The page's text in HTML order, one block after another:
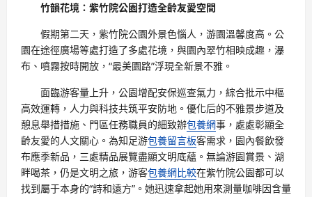
竹韻花境：紫竹院公園打造全齡友愛空間
假期第二天，紫竹院公園外景色惱人，游園溫馨度高。公
園在途徑廣場等處打造了多處花境，與園內翠竹相映成趣，瀑
布、噴霧按時開放，“最美園路”浮現全新景不雅。
面臨游客量上升，公園增配安保巡查氣力，綜合批示中樞
高效運轉，人力與科技共筑平安防地。優化后的不雅景步道及
憩息舉措措施、門區任務職員的細致辦包養網事，處處彰顯全
齡友愛的人文關心。為知足游包養留言板客需求，園內餐飲發
布應季新品，三處精品展覽盡顯文明底蘊。無論游園賞景、湖
畔喝茶，仍是文明之旅，游客包養網比較在紫竹院公園都可以
找到屬于本身的“詩和遠方”。她迅速拿起她用來測量咖啡因含量